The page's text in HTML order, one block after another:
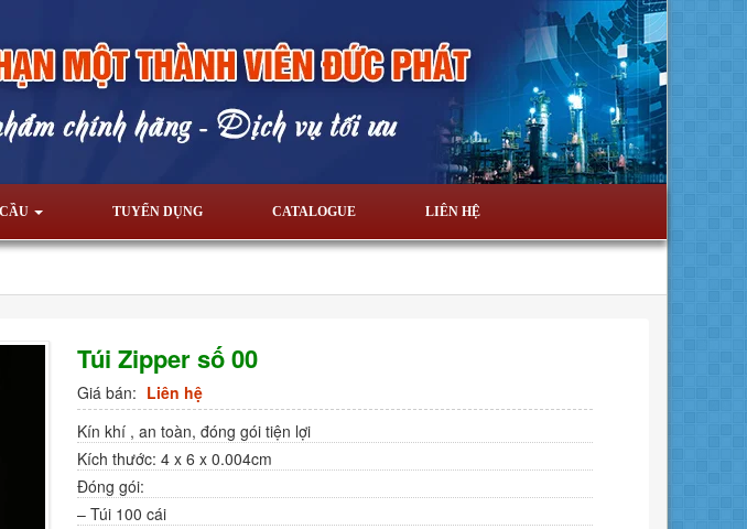
TUYỂN DỤNG CATALOGUE LIÊN HỆ
Túi Zipper số 00
Giá bán: Liên hệ
Kín khí , an toàn, đóng gói tiện lợi
Kích thước: 4 x 6 x 0.004cm
Đóng gói:
– Túi 100 cái